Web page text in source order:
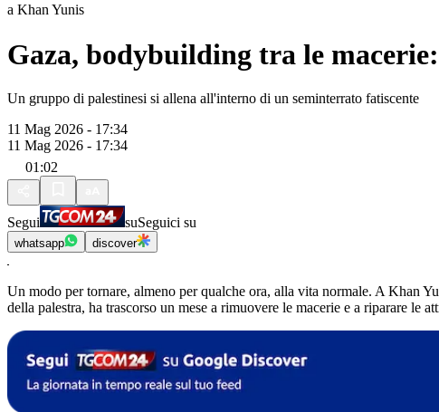
a Khan Yunis
Gaza, bodybuilding tra le
Un gruppo di palestinesi si allena all'interno di un seminterrato fatiscente
11 Mag 2026 - 17:34
11 Mag 2026 - 17:34
01:02
Segui suSeguici su
whatsapp discover
Un modo per tornare, almeno per qualche ora, alla vita normale. A Khan
della palestra, ha trascorso un mese a rimuovere le macerie e a riparare le